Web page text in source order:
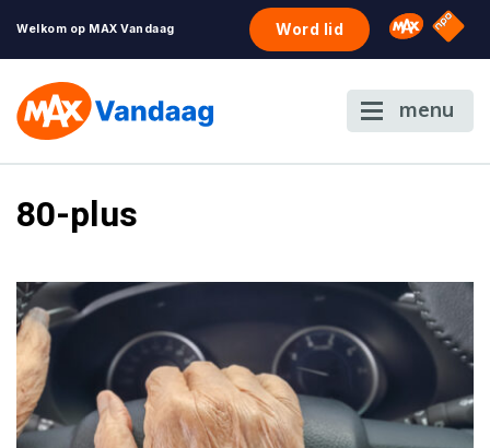
Welkom op MAX Vandaag Word lid Omroep
NPO
menu
80-plus